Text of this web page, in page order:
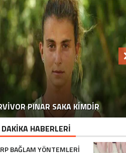
PINAR SAKA KIMDIR
MARKETLERDEN TOPLATILMAYA
BAŞLANDI
DALGALAR 2,5 METRE
REZIDANS DAIREDE
KORHAN BERZEG’E DAIR
ŞEHITLERIMIZ OLDU
YARGI DIZISINDE
NACI GÖRÜR AKTARDI
HÜKÜMET DURAMADI VE HAREKETE
GEÇTI BILE
EMEKLI VATANDAŞLARIMIZI
ILGILENDIREN GELIŞME
HABERLERİ
BAĞLAM YÖNTEMLERI